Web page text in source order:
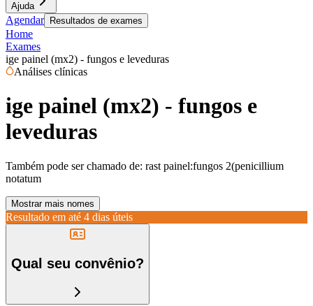
Ajuda
Agendar Resultados de exames
Home
Exames
ige painel (mx2) - fungos e leveduras
Análises clínicas
ige painel (mx2) - fungos e
leveduras
Também pode ser chamado de: rast painel:fungos 2(penicillium
notatum
Mostrar mais nomes
Resultado em até 4 dias úteis
Qual seu convênio?